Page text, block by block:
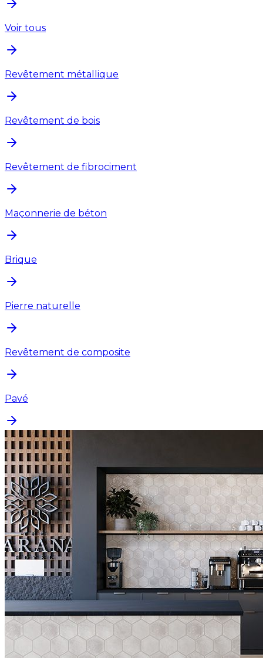
Voir tous
Revêtement métallique
Revêtement de bois
Revêtement de fibrociment
Maçonnerie de béton
Brique
Pierre naturelle
Revêtement de composite
Pavé